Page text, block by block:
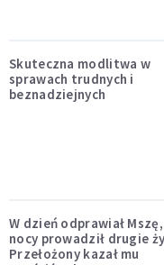
Skuteczna modlitwa w
sprawach trudnych i
beznadziejnych
W dzień odprawiał
nocy prowadził drugie
Przełożony kazał mu